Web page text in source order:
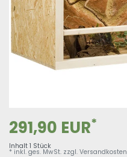
291,90 EUR*
Inhalt 1 Stück
* inkl. ges. MwSt. zzgl. Versandkosten